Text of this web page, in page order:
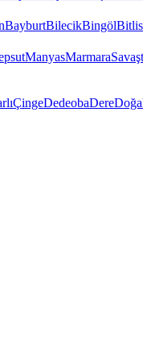
BayburtBilecikBingölBitlis
ManyasMarmara
ÇingeDedeobaDereDoğa